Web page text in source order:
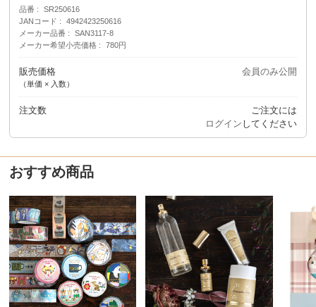
品番
SR250616
JANコード
4942423250616
メーカー品番
SAN3117-8
メーカー希望小売価格
780円
販売価格
（単価 × 入数）
会員のみ公開
注文数
ご注文には
ログイン してください
おすすめ商品